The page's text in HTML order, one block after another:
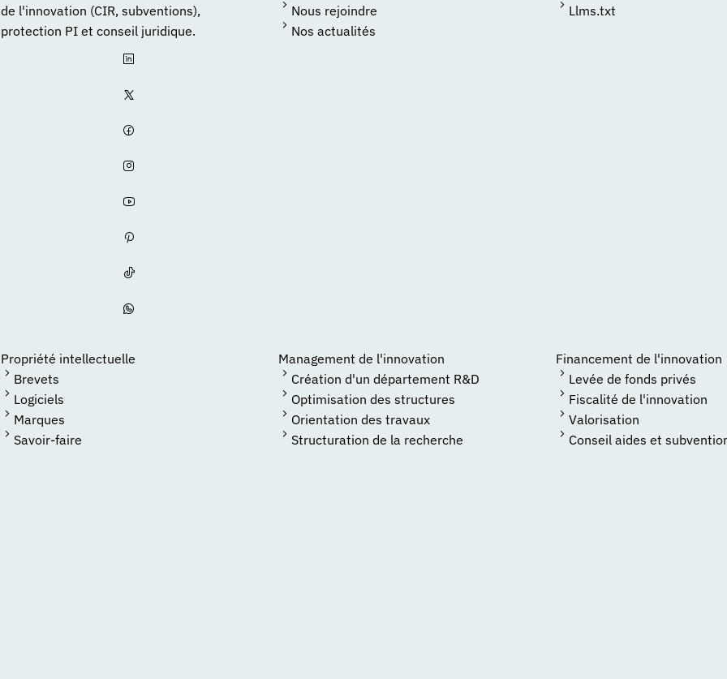
de l'innovation (CIR, subventions),
protection PI et conseil juridique.
Nous rejoindre
Nos actualités
Llms.txt
Propriété intellectuelle
Brevets
Logiciels
Marques
Savoir-faire
Management de l'innovation
Création d'un département R&D
Optimisation des structures
Orientation des travaux
Structuration de la recherche
Financement de l'innovation
Levée de fonds privés
Fiscalité de l'innovation
Valorisation
Conseil aides et